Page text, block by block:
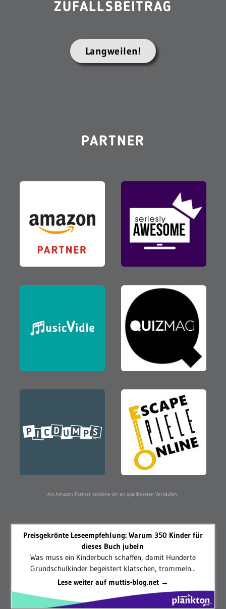
ZUFALLSBEITRAG
Langweilen!
PARTNER
Als Amazon-Partner verdiene ich an qualifizierten Verkäufen.
Preisgekrönte Leseempfehlung: Warum 350 Kinder für
dieses Buch jubeln
Was muss ein Kinderbuch schaffen, damit Hunderte
Grundschulkinder begeistert klatschen, trommeln...
Lese weiter auf muttis-blog.net →